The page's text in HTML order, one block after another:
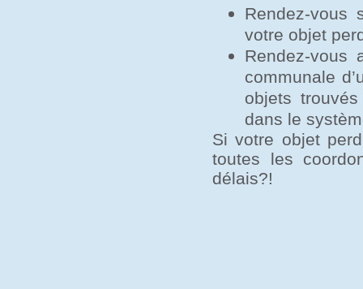
Rendez-
votre objet
Rendez-vous
communale
objets
dans le
Si votre objet
toutes les
délais?!